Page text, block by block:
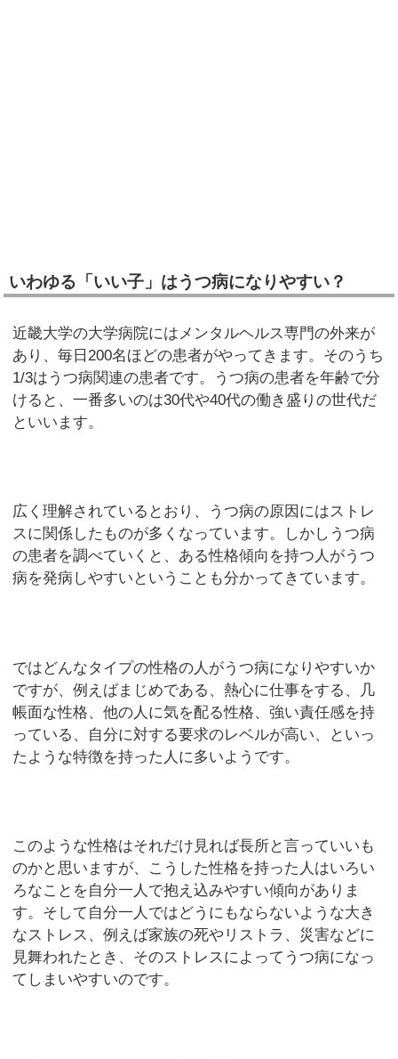
いわゆる「いい子」はうつ病になりやすい？
近畿大学の大学病院にはメンタルヘルス専門の外来が
あり、毎日200名ほどの患者がやってきます。そのうち
1/3はうつ病関連の患者です。うつ病の患者を年齢で分
けると、一番多いのは30代や40代の働き盛りの世代だ
といいます。
広く理解されているとおり、うつ病の原因にはストレ
スに関係したものが多くなっています。しかしうつ病
の患者を調べていくと、ある性格傾向を持つ人がうつ
病を発病しやすいということも分かってきています。
ではどんなタイプの性格の人がうつ病になりやすいか
ですが、例えばまじめである、熱心に仕事をする、几
帳面な性格、他の人に気を配る性格、強い責任感を持
っている、自分に対する要求のレベルが高い、といっ
たような特徴を持った人に多いようです。
このような性格はそれだけ見れば長所と言っていいも
のかと思いますが、こうした性格を持った人はいろい
ろなことを自分一人で抱え込みやすい傾向がありま
す。そして自分一人ではどうにもならないような大き
なストレス、例えば家族の死やリストラ、災害などに
見舞われたとき、そのストレスによってうつ病になっ
てしまいやすいのです。